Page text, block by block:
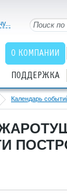
О КОМПАНИИ
ПОДДЕРЖКА
Календарь